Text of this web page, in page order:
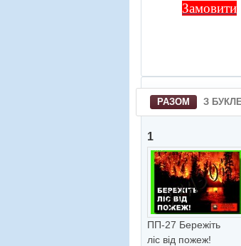
Замовити
РАЗОМ З
1
ПП-27 Бережiть
лiс вiд пожеж!